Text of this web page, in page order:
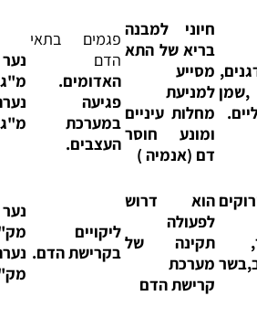
חיוני למבנה
בריא של התא
מסייע
למניעת
מחלות עיניים
ומונע חוסר
דם (אנמיה )
פגמים בתאי
הדם
האדומים.
במערכת
העצבים.
נער 10
מ"ג
נערה 8
הוא דרוש
לפעולה
תקינה של
מערכת
קרישת הדם
ליקויים
בקרישת הדם.
נער 65
מק"ג
נערה 55